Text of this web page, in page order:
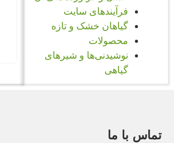
فرآیندهای سایت
گیاهان خشک و تازه
محصولات
نوشیدنی‌ها و شیرهای
گیاهی
تماس با ما